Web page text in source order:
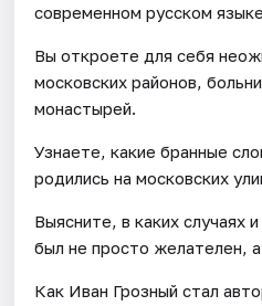
современном русском
Вы откроете для себя
московских районов,
монастырей.
Узнаете, какие бранные
родились на московских
Выясните, в каких случаях
был не просто желателен,
Как Иван Грозный стал